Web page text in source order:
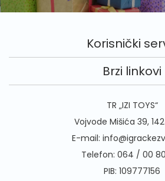
Korisnički
Brzi linkovi
TR „IZI TOYS“
Vojvode Mišića 39,
E-mail:
Telefon: 064 / 00
PIB: 109777156